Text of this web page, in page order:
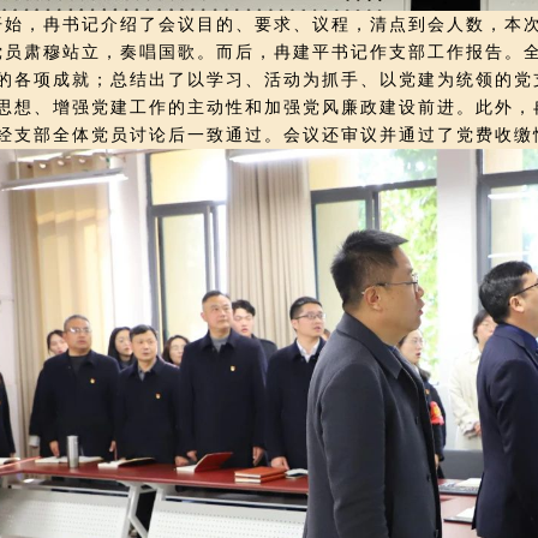
始，冉书记介绍了会议目的、要求、议程，清点到会人数，本
穆站立，奏唱国歌。而后，冉建平书记作支部工作报告。
各项成就；总结出了以学习、活动为抓手、以党建为统领的
想、增强党建工作的主动性和加强党风廉政建设前进。此外
支部全体党员讨论后一致通过。会议还审议并通过了党费收缴